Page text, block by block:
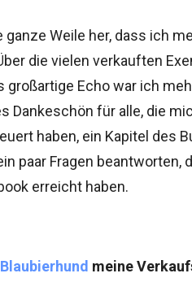
Weile her, dass ich
die vielen verkauften
großartige Echo war ich
Dankeschön für alle, die
haben, ein Kapitel des
paar Fragen beantworten,
erreicht haben.
Blaubierhund meine